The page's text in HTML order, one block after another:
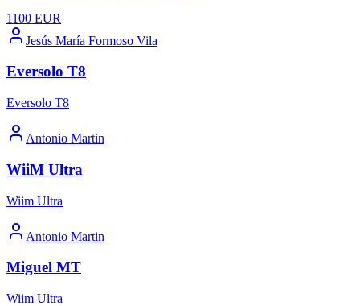
1100 EUR
Jesús María Formoso Vila
Eversolo T8
Eversolo T8
Antonio Martin
WiiM Ultra
Wiim Ultra
Antonio Martin
Miguel MT
Wiim Ultra